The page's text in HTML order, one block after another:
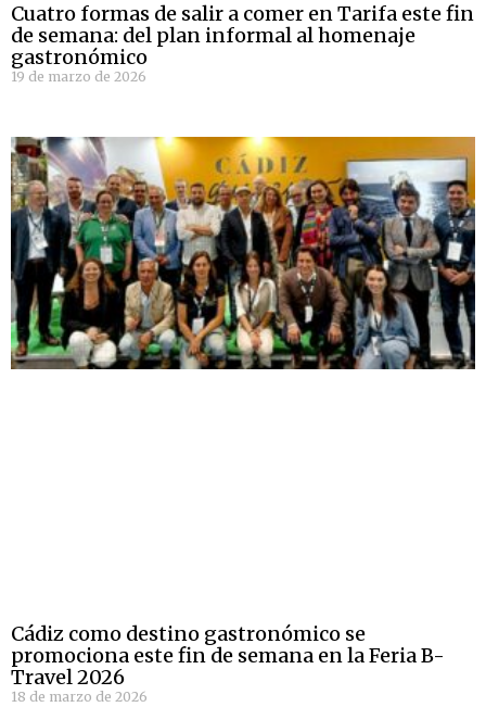
Cuatro formas de salir a comer en Tarifa este fin
de semana: del plan informal al homenaje
gastronómico
19 de marzo de 2026
Cádiz como destino gastronómico se
promociona este fin de semana en la Feria B-
Travel 2026
18 de marzo de 2026